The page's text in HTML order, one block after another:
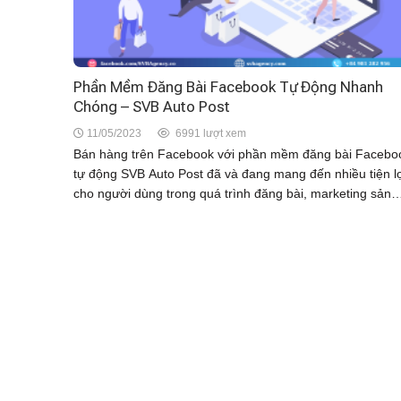
Phần Mềm Đăng Bài Facebook Tự Động Nhanh
Chóng – SVB Auto Post
11/05/2023 6991 lượt xem
Bán hàng trên Facebook với phần mềm đăng bài
tự động SVB Auto Post đã và đang mang đến nhiều tiện
cho người dùng trong quá trình đăng bài, marketing sản